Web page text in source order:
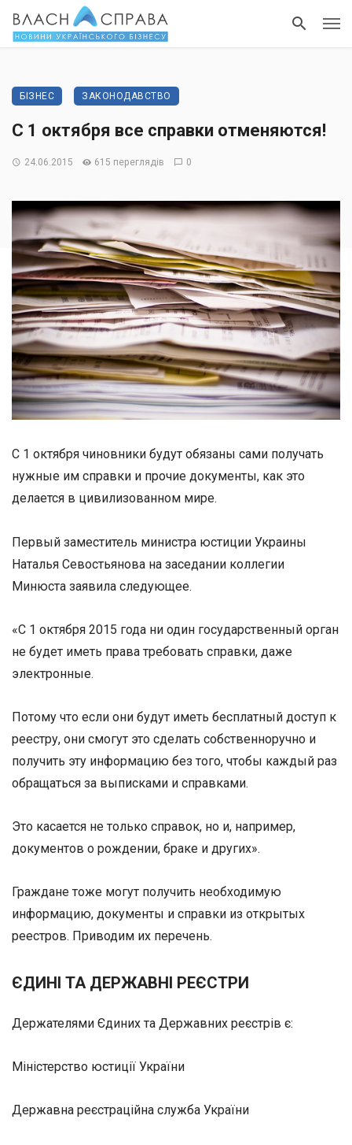
БІЗНЕС ЗАКОНОДАВСТВО
С 1 октября все справки отменяются!
24.06.2015 615 переглядів 0
С 1 октября чиновники будут обязаны сами получать
нужные им справки и прочие документы, как это
делается в цивилизованном мире.
Первый заместитель министра юстиции Украины
Наталья Севостьянова на заседании коллегии
Минюста заявила следующее.
«С 1 октября 2015 года ни один государственный орган
не будет иметь права требовать справки, даже
электронные.
Потому что если они будут иметь бесплатный доступ к
реестру, они смогут это сделать собственноручно и
получить эту информацию без того, чтобы каждый раз
обращаться за выписками и справками.
Это касается не только справок, но и, например,
документов о рождении, браке и других».
Граждане тоже могут получить необходимую
информацию, документы и справки из открытых
реестров. Приводим их перечень.
ЄДИНІ ТА ДЕРЖАВНІ РЕЄСТРИ
Держателями Єдиних та Державних реєстрів є:
Міністерство юстиції України
Державна реєстраційна служба України